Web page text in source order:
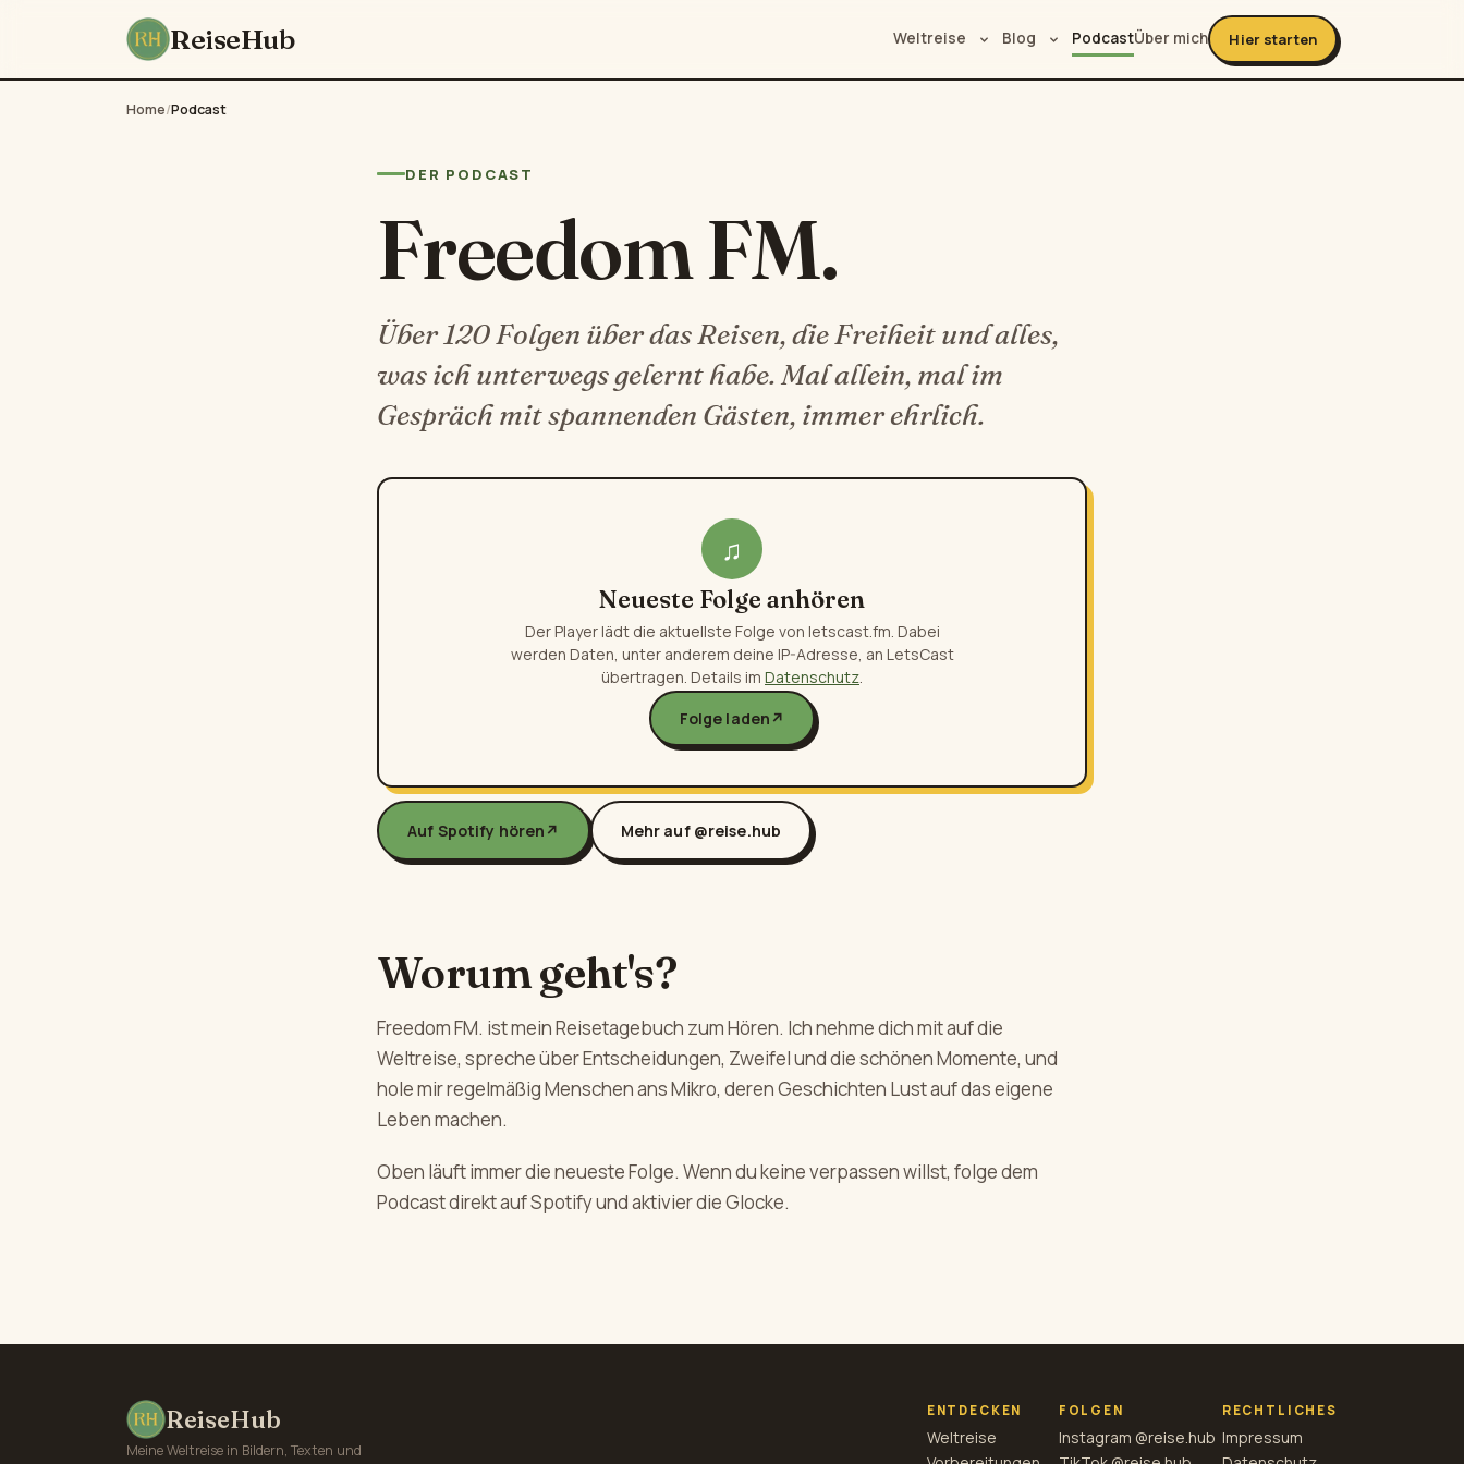
ReiseHub Weltreise Blog PodcastÜber mich Hier starten
Home/Podcast
DER PODCAST
Freedom FM.
Über 120 Folgen über das Reisen, die Freiheit und alles,
was ich unterwegs gelernt habe. Mal allein, mal im
Gespräch mit spannenden Gästen, immer ehrlich.
♫
Neueste Folge anhören
Der Player lädt die aktuellste Folge von letscast.fm. Dabei
werden Daten, unter anderem deine IP-Adresse, an LetsCast
übertragen. Details im Datenschutz
Folge laden ↗
Auf Spotify hören ↗ Mehr auf @reise.hub
Worum geht's?
Freedom FM. ist mein Reisetagebuch zum Hören. Ich nehme dich mit auf die
Weltreise, spreche über Entscheidungen, Zweifel und die schönen Momente, und
hole mir regelmäßig Menschen ans Mikro, deren Geschichten Lust auf das eigene
Leben machen.
Oben läuft immer die neueste Folge. Wenn du keine verpassen willst, folge dem
Podcast direkt auf Spotify und aktivier die Glocke.
ReiseHub
Meine Weltreise in Bildern, Texten und
ENTDECKEN
Weltreise
FOLGEN
Instagram @reise.hub
RECHTLICHES
Impressum